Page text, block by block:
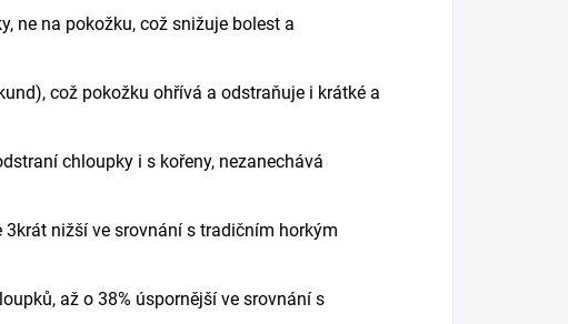
ne na pokožku, což snižuje bolest a
což pokožku ohřívá a odstraňuje i krátké a
chloupky i s kořeny, nezanechává
nižší ve srovnání s tradičním horkým
až o 38% úspornější ve srovnání s